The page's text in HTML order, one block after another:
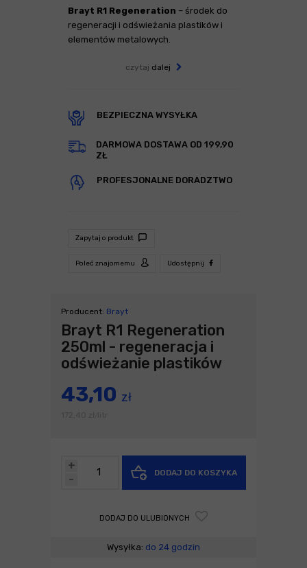
Brayt R1 Regeneration – środek do
regeneracji i odświeżania plastików i
elementów metalowych.
czytaj dalej
BEZPIECZNA WYSYŁKA
DARMOWA DOSTAWA OD 199,90
ZŁ
PROFESJONALNE DORADZTWO
Zapytaj o produkt
Poleć znajomemu Udostępnij
Producent: Brayt
Brayt R1 Regeneration
250ml - regeneracja i
odświeżanie plastików
43,10 zł
-
+
DODAJ DO KOSZYKA
DODAJ DO ULUBIONYCH
Wysyłka: do 24 godzin